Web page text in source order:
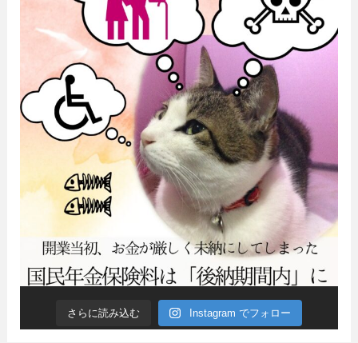
さらに読み込む Instagram でフォロー